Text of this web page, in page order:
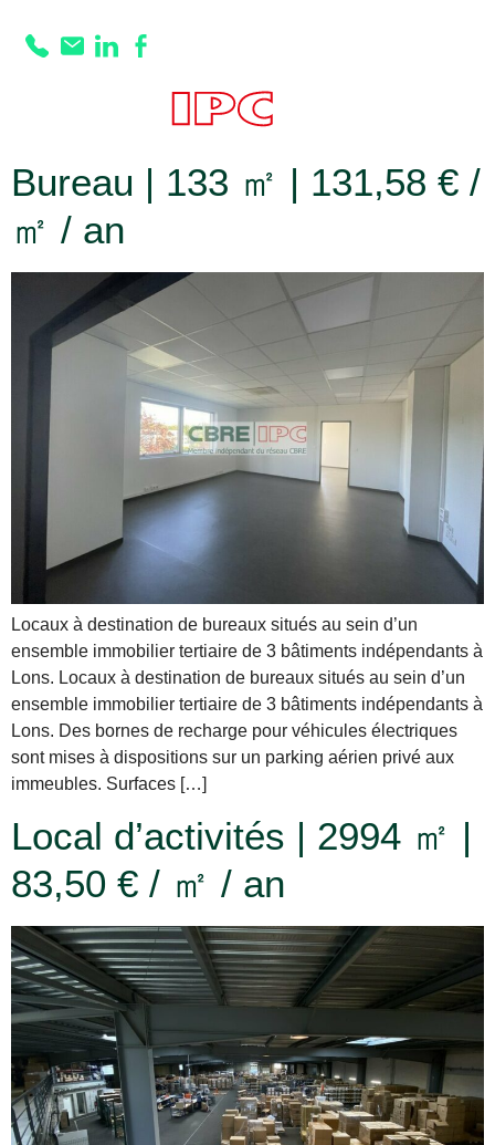
Prestation :
Bureau | 133 ㎡ | 131,58 € /
㎡ / an
Locaux à destination de bureaux situés au sein d’un
ensemble immobilier tertiaire de 3 bâtiments indépendants à
Lons. Locaux à destination de bureaux situés au sein d’un
ensemble immobilier tertiaire de 3 bâtiments indépendants à
Lons. Des bornes de recharge pour véhicules électriques
sont mises à dispositions sur un parking aérien privé aux
immeubles. Surfaces […]
Local d’activités | 2994 ㎡ |
83,50 € / ㎡ / an